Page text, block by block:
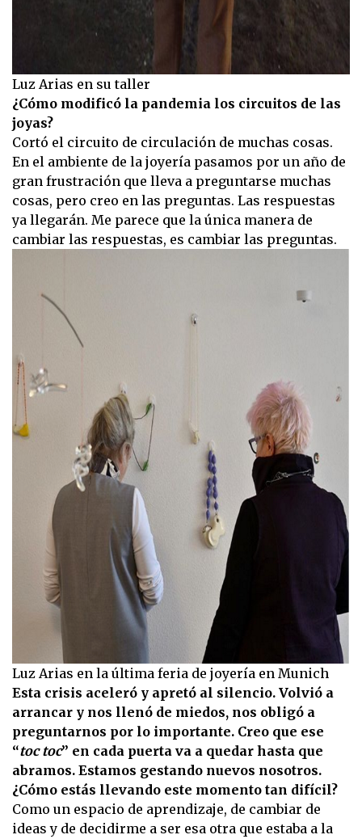
Luz Arias en su taller
¿Cómo modificó la pandemia los circuitos de las
joyas?
Cortó el circuito de circulación de muchas cosas.
En el ambiente de la joyería pasamos por un año de
gran frustración que lleva a preguntarse muchas
cosas, pero creo en las preguntas. Las respuestas
ya llegarán. Me parece que la única manera de
cambiar las respuestas, es cambiar las preguntas.
Luz Arias en la última feria de joyería en Munich
Esta crisis aceleró y apretó al silencio. Volvió a
arrancar y nos llenó de miedos, nos obligó a
preguntarnos por lo importante. Creo que ese
“toc toc” en cada puerta va a quedar hasta que
abramos. Estamos gestando nuevos nosotros.
¿Cómo estás llevando este momento tan difícil?
Como un espacio de aprendizaje, de cambiar de
ideas y de decidirme a ser esa otra que estaba a la